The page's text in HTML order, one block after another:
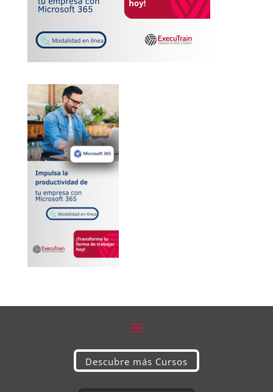
Descubre más Cursos